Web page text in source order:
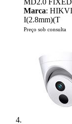
MD2.0
Marca:
I(2.8mm)(T
Preço sob consulta